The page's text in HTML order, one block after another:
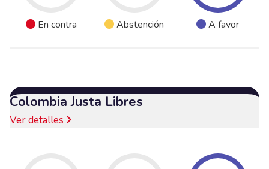
En contra Abstención A favor
Colombia Justa Libres
Ver detalles